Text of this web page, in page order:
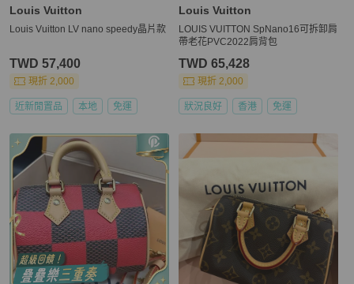
Louis Vuitton
Louis Vuitton LV nano speedy晶片款
TWD 57,400
現折 2,000
近新閒置品 本地 免運
Louis Vuitton
LOUIS VUITTON SpNano16可拆卸肩
帶老花PVC2022肩背包
TWD 65,428
現折 2,000
狀況良好 香港 免運